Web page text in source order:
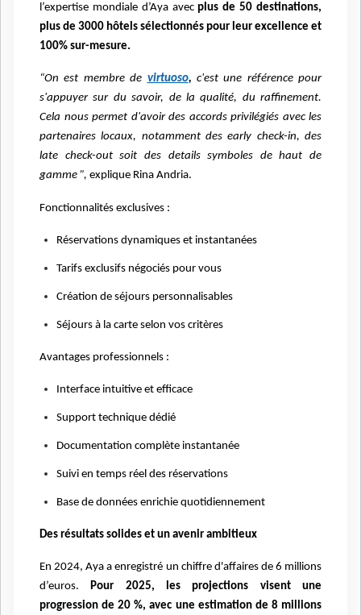
l’expertise mondiale d’Aya avecplus de 50 destinations,
plus de 3000 hôtels sélectionnés pour leur excellence et
100% sur-mesure.
“On est membre de virtuoso, c'est une référence pour
s'appuyer sur du savoir, de la qualité, du raffinement.
Cela nous permet d'avoir des accords privilégiés avec les
partenaires locaux, notamment des early check-in, des
late check-out soit des details symboles de haut de
gamme ”, explique Rina Andria.
Fonctionnalités exclusives :
Réservations dynamiques et instantanées
Tarifs exclusifs négociés pour vous
Création de séjours personnalisables
Séjours à la carte selon vos critères
Avantages professionnels :
Interface intuitive et efficace
Support technique dédié
Documentation complète instantanée
Suivi en temps réel des réservations
Base de données enrichie quotidiennement
Des résultats solides et un avenir ambitieux
En 2024, Aya a enregistré un chiffre d'affaires de 6 millions
d’euros.Pour 2025, les projections visent une
progression de 20 %, avec une estimation de 8 millions